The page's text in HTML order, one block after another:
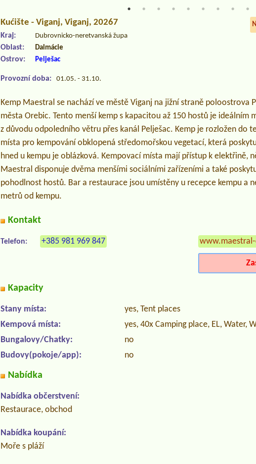
Kućište - Viganj, Viganj, 20267
Kraj: Dubrovnicko-neretvanská župa
Oblast: Dalmácie
Ostrov: Pelješac
Provozní doba: 01.05. - 31.10.
Kemp Maestral se nachází ve městě Viganj na jižní straně poloostrova
města Orebic. Tento menší kemp s kapacitou až 150 hostů je
z důvodu odpoledního větru přes kanál Pelješac. Kemp je rozložen do
místa pro kempování obklopená středomořskou vegetací, která
hned u kempu je oblázková. Kempovací místa mají přístup k elektřině,
Maestral disponuje dvěma menšími sociálními zařízeními a také
pohodlnost hostů. Bar a restaurace jsou umístěny u recepce kempu a
metrů od kempu.
Kontakt
Telefon: +385 981 969 847
Kapacity
Stany místa:
yes, Tent places
Kempová místa:
yes, 40x Camping place, EL, Water,
Bungalovy/Chatky:
no
Budovy(pokoje/app):
no
Nabídka
Nabídka občerstvení:
Restaurace, obchod
Nabídka koupání:
Moře s pláží